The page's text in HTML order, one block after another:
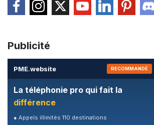
Publicité
PME.website RECOMMANDÉ
La téléphonie pro qui fait la
différence
● Appels illimités 110 destinations